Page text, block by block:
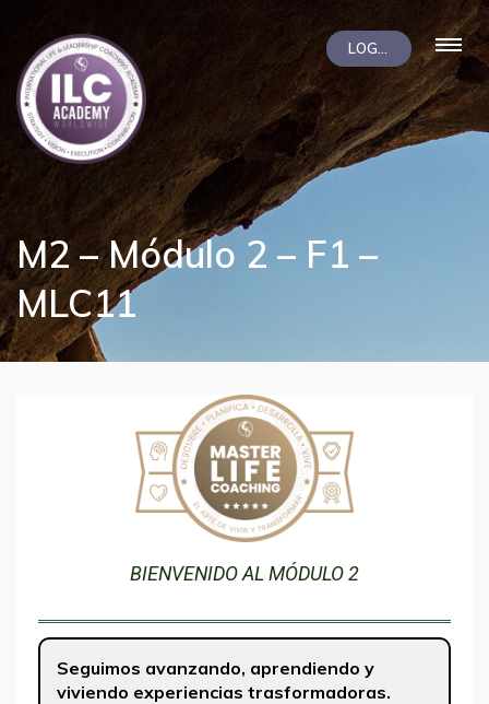
M2 – Módulo 2 – F1 –
MLC11
BIENVENIDO AL MÓDULO 2
Seguimos avanzando, aprendiendo y
viviendo experiencias trasformadoras.